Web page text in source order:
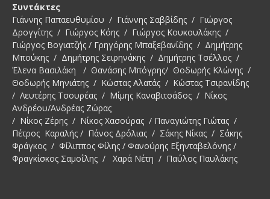
Συντάκτες
Γιάννης Παπαευθυμίου / Γιάννης Σαββίδης / Γιώργος
Δρογγίτης / Γιώργος Κόης / Γιώργος Κουκουλάκης /
Γιώργος Βογιατζής / Γρηγόρης Μπαξεβανίδης / Δημήτρης
Μπούκης / Δημήτρης Σειρηνάκης / Δημήτρης Τσέλλος /
Έλενα Βασιλάκη / Θανάσης Μπόγρης/ Θοδωρής Κλώνης /
Θοδωρής Μηνιάτης / Κώστας Αλατάς / Κώστας Τσιρανίδης
/ Λευτέρης Τσουρέας / Μίμης Καναβιτσάδος / Νίκος
Ανδρέου/Ανδρέας Ζώρας
/ Νίκος Ζέρης / Νίκος Χασούρας / Παναγιώτης Γιώτας /
Πέτρος Καραλής / Πάνος Δρόλιας / Σάκης Νίκας / Σάκης
Φράγκος / Φίλιππος Φίλης / Φανούρης Εξηνταβελόνης /
Φραγκίσκος Σαμοΐλης / Χαρά Νέτη / Παύλος Παυλάκης